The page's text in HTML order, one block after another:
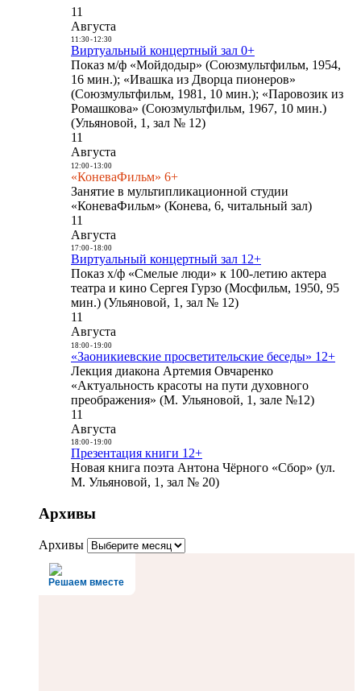
11
Августа
11:30- 12:30
Виртуальный концертный зал 0+
Показ м/ф «Мойдодыр» (Союзмультфильм, 1954,
16 мин.); «Ивашка из Дворца пионеров»
(Союзмультфильм, 1981, 10 мин.); «Паровозик из
Ромашкова» (Союзмультфильм, 1967, 10 мин.)
(Ульяновой, 1, зал № 12)
11
Августа
12:00- 13:00
«КоневаФильм» 6+
Занятие в мультипликационной студии
«КоневаФильм» (Конева, 6, читальный зал)
11
Августа
17:00- 18:00
Виртуальный концертный зал 12+
Показ х/ф «Смелые люди» к 100-летию актера
театра и кино Сергея Гурзо (Мосфильм, 1950, 95
мин.) (Ульяновой, 1, зал № 12)
11
Августа
18:00- 19:00
«Заоникиевские просветительские беседы» 12+
Лекция диакона Артемия Овчаренко
«Актуальность красоты на пути духовного
преображения» (М. Ульяновой, 1, зале №12)
11
Августа
18:00- 19:00
Презентация книги 12+
Новая книга поэта Антона Чёрного «Сбор» (ул.
М. Ульяновой, 1, зал № 20)
Архивы
Архивы
Решаем вместе